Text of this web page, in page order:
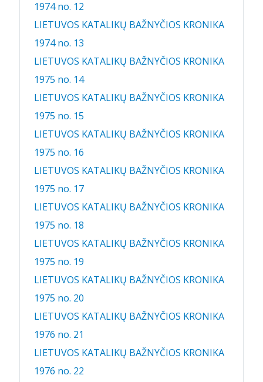
1974 no. 12
LIETUVOS KATALIKŲ BAŽNYČIOS KRONIKA
1974 no. 13
LIETUVOS KATALIKŲ BAŽNYČIOS KRONIKA
1975 no. 14
LIETUVOS KATALIKŲ BAŽNYČIOS KRONIKA
1975 no. 15
LIETUVOS KATALIKŲ BAŽNYČIOS KRONIKA
1975 no. 16
LIETUVOS KATALIKŲ BAŽNYČIOS KRONIKA
1975 no. 17
LIETUVOS KATALIKŲ BAŽNYČIOS KRONIKA
1975 no. 18
LIETUVOS KATALIKŲ BAŽNYČIOS KRONIKA
1975 no. 19
LIETUVOS KATALIKŲ BAŽNYČIOS KRONIKA
1975 no. 20
LIETUVOS KATALIKŲ BAŽNYČIOS KRONIKA
1976 no. 21
LIETUVOS KATALIKŲ BAŽNYČIOS KRONIKA
1976 no. 22